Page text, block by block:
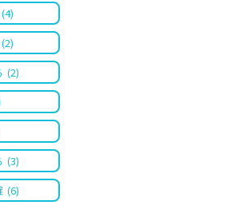
(4)
(2)
(2)
(3)
(6)